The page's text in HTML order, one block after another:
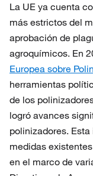
La UE ya cuenta
más estrictos del
aprobación de
agroquímicos. En
Europea sobre
herramientas
de los
logró avances
polinizadores.
medidas
en el marco de